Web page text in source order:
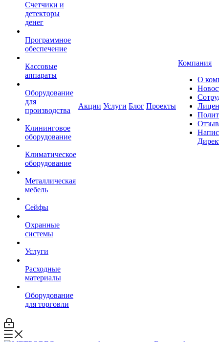
Счетчики и
детекторы
денег
Программное
обеспечение
Кассовые
аппараты
Оборудование
для
производства
Клининговое
оборудование
Климатическое
оборудование
Металлическая
мебель
Сейфы
Охранные
системы
Услуги
Расходные
материалы
Оборудование
для торговли
Акции Услуги Блог Проекты
Компания
О